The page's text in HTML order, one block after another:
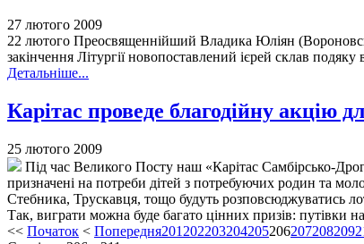
27 лютого 2009
22 лютого Преосвященнійший Владика Юліян
закінчення Літургії новопоставлений ієрей склав
Детальніше...
Карітас проведе благодійну акцію
25 лютого 2009
Під час Великого Посту наш «Карітас Самбірсько-
призначені на потреби дітей з потребуючих родин та
Стебника, Трускавця, тощо будуть розповсюджуватись
Так, виграти можна буде багато цінних призів: путівки
<< Початок < Попередня201 202203204205206207208209